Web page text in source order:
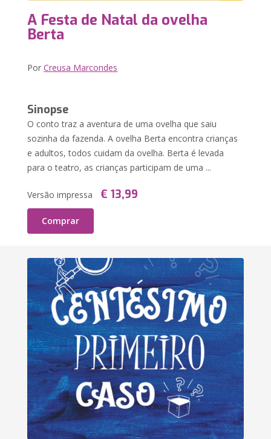
A Festa de Natal da ovelha
Berta
PorCreusa Marcondes
Sinopse
O conto traz a aventura de uma ovelha que saiu
sozinha da fazenda. A ovelha Berta encontra crianças
e adultos, todos cuidam da ovelha. Berta é levada
para o teatro, as crianças participam de uma ...
Versão impressa € 13,99
Comprar